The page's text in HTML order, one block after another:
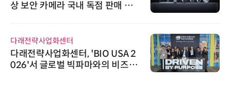
상 보안 카메라 국내 독점 판매 파
다래전략사업화센터
다래전략사업화센터, 'BIO USA 2
026'서 글로벌 빅파마와의 비즈니